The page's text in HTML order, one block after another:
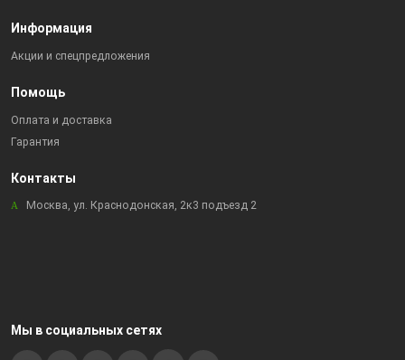
Информация
Акции и спецпредложения
Помощь
Оплата и доставка
Гарантия
Контакты
Москва, ул. Краснодонская, 2к3 подъезд 2
Мы в социальных сетях